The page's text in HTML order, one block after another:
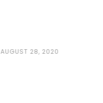
AUGUST 28, 2020